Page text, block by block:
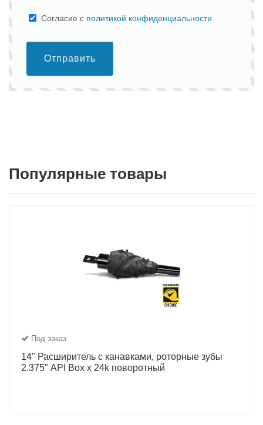
Cогласие с политикой конфиденциальности
Отправить
Популярные товары
Под заказ
14" Расширитель с канавками, роторные зубы
2.375" API Box x 24k поворотный